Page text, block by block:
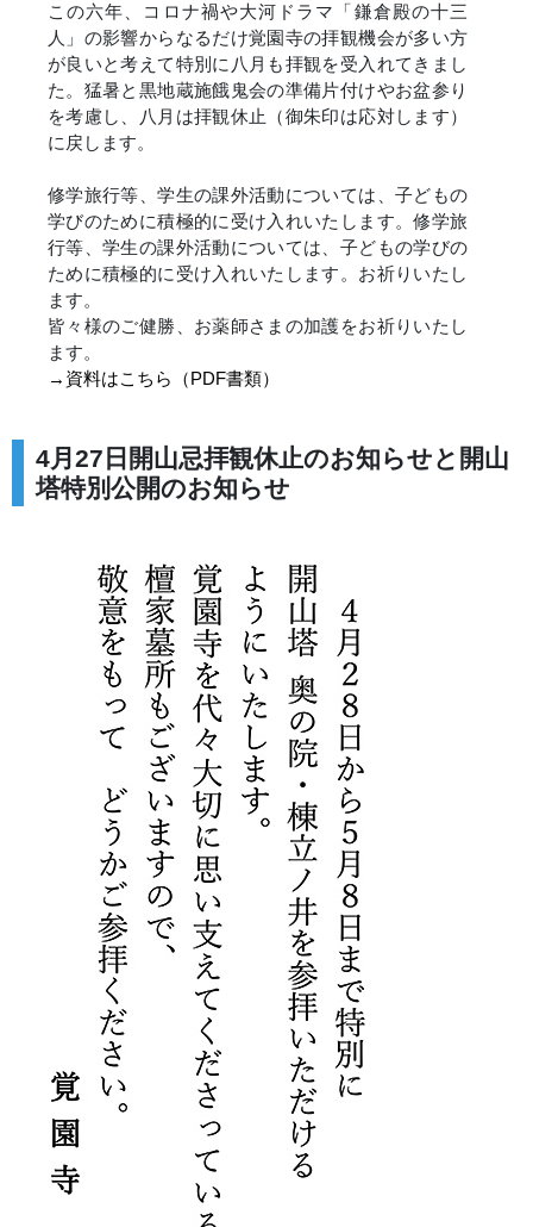
この六年、コロナ禍や大河ドラマ「鎌倉殿の十三
人」の影響からなるだけ覚園寺の拝観機会が多い方
が良いと考えて特別に八月も拝観を受入れてきまし
た。猛暑と黒地蔵施餓鬼会の準備片付けやお盆参り
を考慮し、八月は拝観休止（御朱印は応対します）
に戻します。
修学旅行等、学生の課外活動については、子どもの
学びのために積極的に受け入れいたします。修学旅
行等、学生の課外活動については、子どもの学びの
ために積極的に受け入れいたします。お祈りいたし
ます。
皆々様のご健勝、お薬師さまの加護をお祈りいたし
ます。
→資料はこちら（PDF書類）
4月27日開山忌拝観休止のお知らせと開山
塔特別公開のお知らせ